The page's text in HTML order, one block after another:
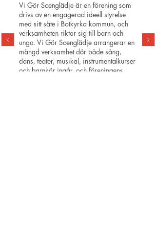
Vi Gör Scenglädje är en förening som
drivs av en engagerad ideell styrelse
med sitt säte i Botkyrka kommun, och
verksamheten riktar sig till barn och
unga. Vi Gör Scenglädje arrangerar en
mängd verksamhet där både sång,
dans, teater, musikal, instrumentalkurser
och barnkör ingår, och föreningens